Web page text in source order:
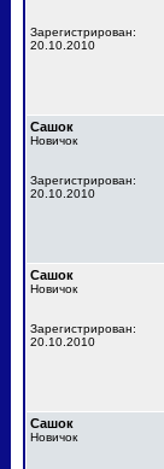
Зарегистрирован:
20.10.2010
Сашок
Новичок
Зарегистрирован:
20.10.2010
Сашок
Новичок
Зарегистрирован:
20.10.2010
Сашок
Новичок